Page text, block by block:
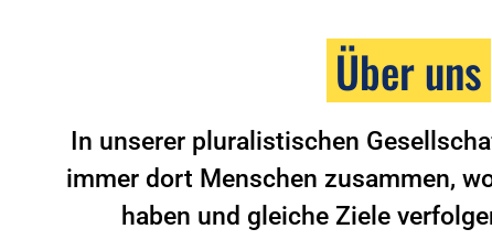
Über uns
In unserer pluralistischen
immer dort Menschen zusammen,
haben und gleiche Ziele